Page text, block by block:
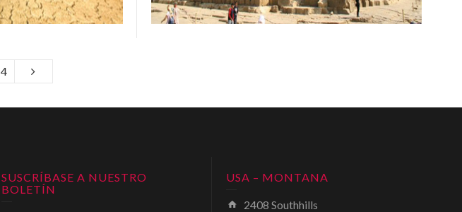
4
SUSCRÍBASE A NUESTRO
BOLETÍN
USA – MONTANA
2408 Southhills